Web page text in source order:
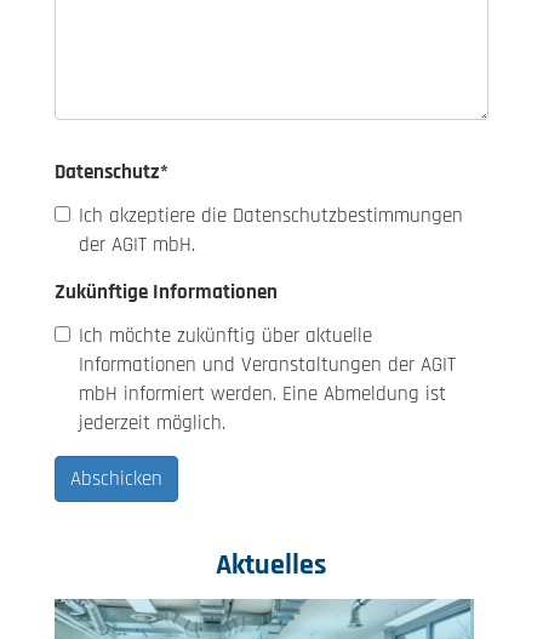
Datenschutz*
Ich akzeptiere die Datenschutzbestimmungen
der AGIT mbH.
Zukünftige Informationen
Ich möchte zukünftig über aktuelle
Informationen und Veranstaltungen der AGIT
mbH informiert werden. Eine Abmeldung ist
jederzeit möglich.
Aktuelles